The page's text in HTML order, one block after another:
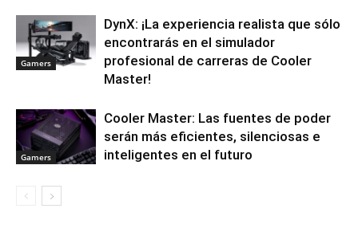
Gamers
DynX: ¡La experiencia realista que sólo
encontrarás en el simulador
profesional de carreras de Cooler
Master!
Gamers
Cooler Master: Las fuentes de poder
serán más eficientes, silenciosas e
inteligentes en el futuro